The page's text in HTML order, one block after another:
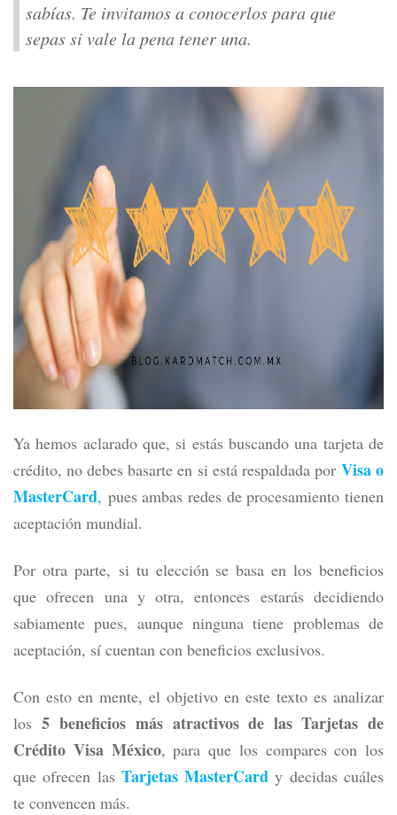
sabías. Te invitamos a conocerlos para que
sepas si vale la pena tener una.
Ya hemos aclarado que, si estás buscando una tarjeta de
crédito, no debes basarte en si está respaldada por Visa o
MasterCard, pues ambas redes de procesamiento tienen
aceptación mundial.
Por otra parte, si tu elección se basa en los beneficios
que ofrecen una y otra, entonces estarás decidiendo
sabiamente pues, aunque ninguna tiene problemas de
aceptación, sí cuentan con beneficios exclusivos.
Con esto en mente, el objetivo en este texto es analizar
los 5 beneficios más atractivos de las Tarjetas de
Crédito Visa México, para que los compares con los
que ofrecen las Tarjetas MasterCard y decidas cuáles
te convencen más.